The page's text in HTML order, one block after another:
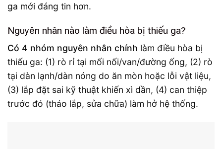
ga mới đáng tin hơn.
Nguyên nhân nào làm điều hòa bị thiếu ga?
Có 4 nhóm nguyên nhân chính làm điều hòa bị
thiếu ga: (1) rò rỉ tại mối nối/van/đường ống, (2) rò
tại dàn lạnh/dàn nóng do ăn mòn hoặc lỗi vật liệu,
(3) lắp đặt sai kỹ thuật khiến xì dần, (4) can thiệp
trước đó (tháo lắp, sửa chữa) làm hở hệ thống.